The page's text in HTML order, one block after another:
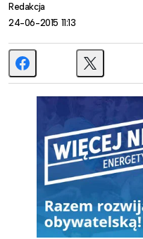
Redakcja
24-06-2015 11:13